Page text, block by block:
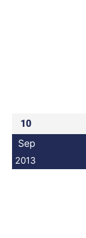
10
Sep
2013